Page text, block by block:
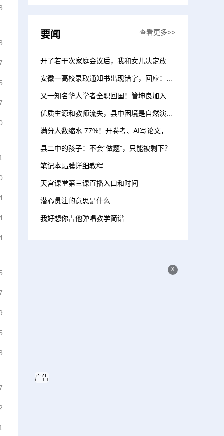
要闻 查看更多>>
开了若干次家庭会议后，我和女儿决定放弃普高
安徽一高校录取通知书出现错字，回应：正在重新印制，大概一日后寄出
又一知名华人学者全职回国！管坤良加入西湖大学
优质生源和教师流失，县中困境是自然演进的结果吗？
满分人数缩水 77%！开卷考、AI写论文，IB正在下一盘大棋？
县二中的孩子：不会“做题”，只能被剩下？
笔记本贴膜详细教程
天宫课堂第三课直播入口和时间
潜心贯注的意思是什么
我好想你吉他弹唱教学简谱
x
广告